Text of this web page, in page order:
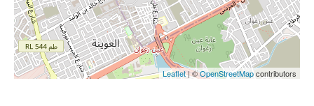
Leaflet| ©OpenStreetMapcontributors